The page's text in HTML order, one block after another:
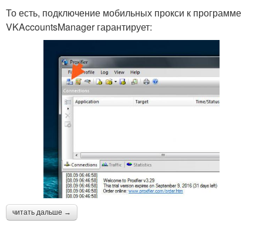
То есть, подключение мобильных прокси к программе
VKAccountsManager гарантирует:
читать дальше →